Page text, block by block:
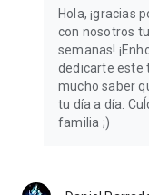
Cuerpo: Escaneos
Niños y
12 años) y jóvenes.
En Femenino:
hasta la menopausia.
Trabajo: Ejercicios
gestionar la tensión
Salud: Para esos
Hola, ¡gracias
con nosotros
semanas!
dedicarte este
mucho saber
tu día a día.
familia ;)